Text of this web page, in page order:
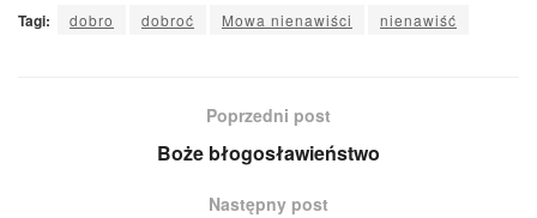
Tagi: dobro dobroć Mowa nienawiści nienawiść
Poprzedni post
Boże błogosławieństwo
Następny post